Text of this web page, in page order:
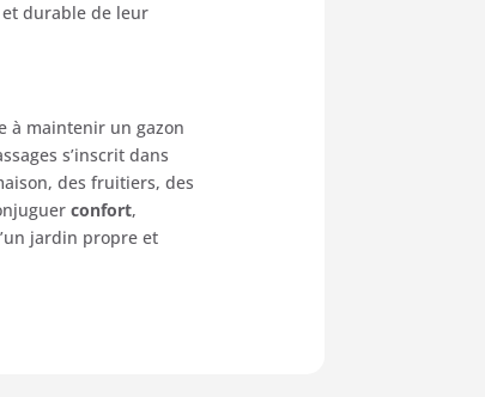
durable de leur
à maintenir un gazon
s’inscrit dans
des fruitiers, des
confort,
jardin propre et